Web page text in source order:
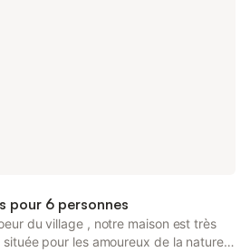
pour 6 personnes
du village , notre maison est très
pour les amoureux de la nature